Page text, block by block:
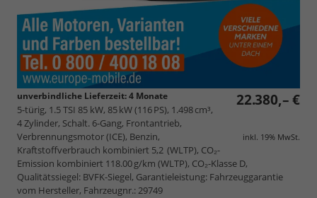
22.380,– €
inkl. 19% MwSt.
unverbindliche Lieferzeit:4 Monate
5-türig, 1.5 TSI 85 kW, 85 kW (116 PS), 1.498 cm³,
4 Zylinder, Schalt. 6-Gang, Frontantrieb,
Verbrennungsmotor (ICE), Benzin,
Kraftstoffverbrauch kombiniert 5,2 (WLTP), CO₂-
Emission kombiniert 118.00 g/km (WLTP), CO₂-Klasse D,
Qualitätssiegel: BVFK-Siegel, Garantieleistung: Fahrzeuggarantie
vom Hersteller, Fahrzeugnr.: 29749